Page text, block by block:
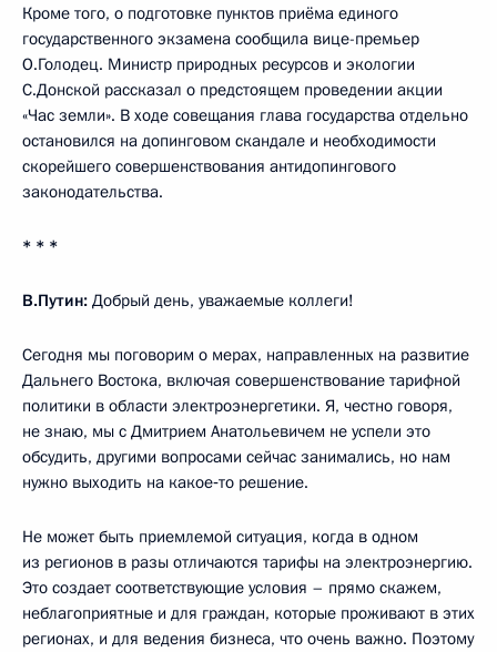
Кроме того, о подготовке пунктов приёма единого
государственного экзамена сообщила вице-премьер
О.Голодец. Министр природных ресурсов и экологии
С.Донской рассказал о предстоящем проведении акции
«Час земли». В ходе совещания глава государства отдельно
остановился на допинговом скандале и необходимости
скорейшего совершенствования антидопингового
законодательства.
* * *
В.Путин: Добрый день, уважаемые коллеги!
Сегодня мы поговорим о мерах, направленных на развитие
Дальнего Востока, включая совершенствование тарифной
политики в области электроэнергетики. Я, честно говоря,
не знаю, мы с Дмитрием Анатольевичем не успели это
обсудить, другими вопросами сейчас занимались, но нам
нужно выходить на какое‑то решение.
Не может быть приемлемой ситуация, когда в одном
из регионов в разы отличаются тарифы на электроэнергию.
Это создает соответствующие условия – прямо скажем,
неблагоприятные и для граждан, которые проживают в этих
регионах, и для ведения бизнеса, что очень важно. Поэтому